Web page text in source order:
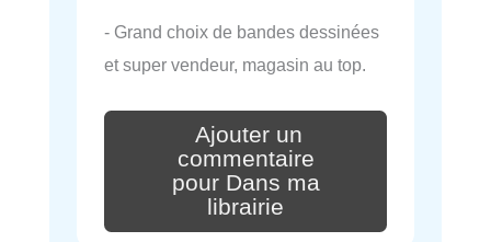
- Grand choix de bandes dessinées
et super vendeur, magasin au top.
Ajouter un
commentaire
pour Dans ma
librairie